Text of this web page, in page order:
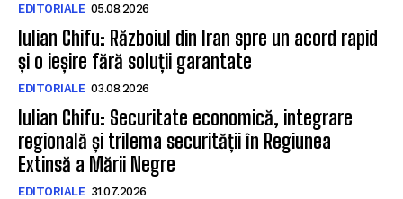
EDITORIALE 05.08.2026
Iulian Chifu: Războiul din Iran spre un acord rapid
și o ieșire fără soluții garantate
EDITORIALE 03.08.2026
Iulian Chifu: Securitate economică, integrare
regională și trilema securității în Regiunea
Extinsă a Mării Negre
EDITORIALE 31.07.2026